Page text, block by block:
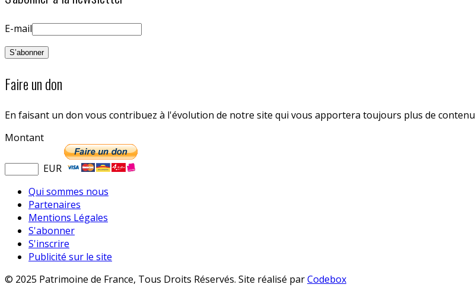
E-mail
Faire un don
En faisant un don vous contribuez à l'évolution de notre site qui vous apportera toujours plus de contenu
Montant
EUR
Qui sommes nous
Partenaires
Mentions Légales
S'abonner
S'inscrire
Publicité sur le site
© 2025 Patrimoine de France, Tous Droits Réservés. Site réalisé parCodebox